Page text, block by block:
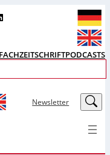
FACHZEITSCHRIFTPODCASTS
Newsletter LinkedIn